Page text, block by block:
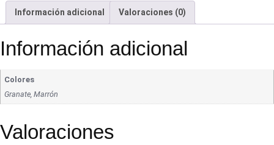
Información adicional Valoraciones (0)
Información adicional
Colores
Granate, Marrón
Valoraciones